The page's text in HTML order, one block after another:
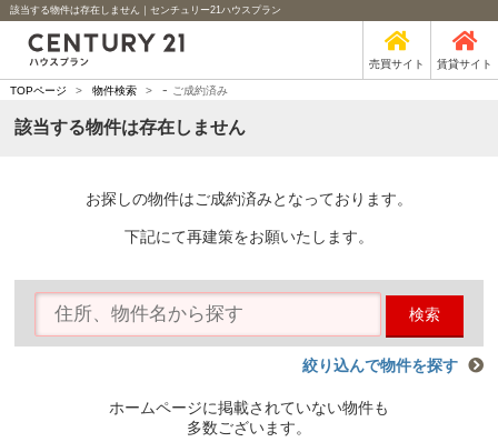
該当する物件は存在しません｜センチュリー21ハウスプラン
売買サイト 賃貸サイト
TOPページ > 物件検索 > - ご成約済み
該当する物件は存在しません
お探しの物件はご成約済みとなっております。
下記にて再建策をお願いたします。
検索
絞り込んで物件を探す
ホームページに掲載されていない物件も
多数ございます。